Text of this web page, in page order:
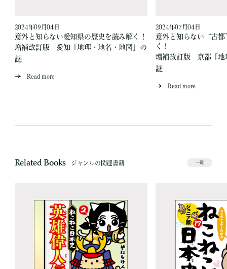
2024年09月04日
意外と知らない愛知県の歴史を読み解く！
増補改訂版 愛知「地理・地名・地図」の
謎
Read more
2024年07月04日
意外と知らない“古
く！
増補改訂版 京都「地
謎
Read more
Related Books ジャンルの関連書籍 一覧